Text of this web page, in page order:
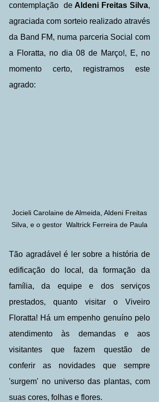
contemplação  de Aldeni Freitas Silva,
agraciada com sorteio realizado através
da Band FM, numa parceria Social com
a Floratta, no dia 08 de Março!, E, no
momento certo, registramos este
agrado:
Silva, e o gestor  Waltrick Ferreira de Paula
Tão agradável é ler sobre a história de
edificação do local, da formação da
família, da equipe e dos serviços
prestados, quanto visitar o Viveiro
Floratta! Há um empenho genuíno pelo
atendimento às demandas e aos
visitantes que fazem questão de
conferir as novidades que sempre
'surgem' no universo das plantas, com
suas cores, folhas e flores.